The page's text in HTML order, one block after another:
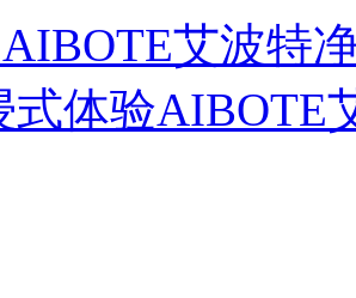
AIBOTE艾波特
式体验AIBOTE